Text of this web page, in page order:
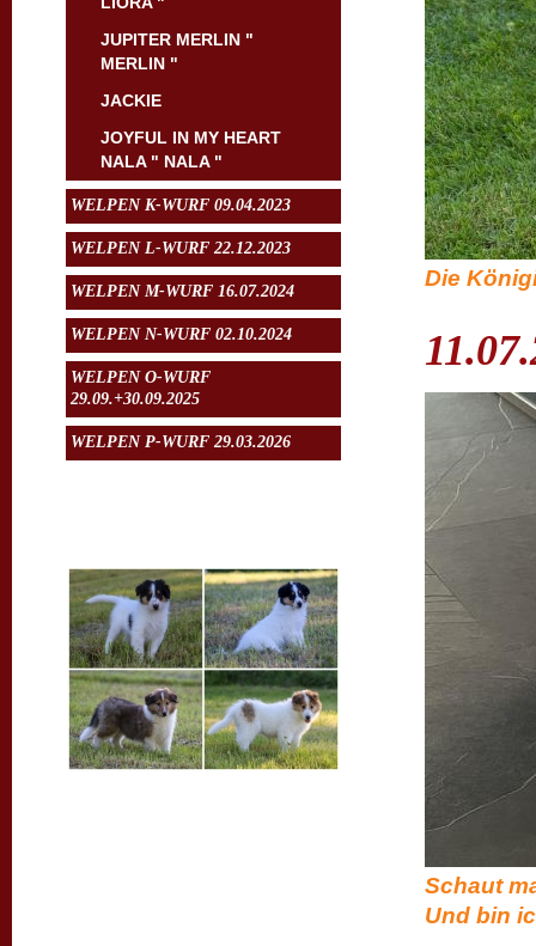
JUPITER MERLIN "
MERLIN "
JACKIE
JOYFUL IN MY HEART
NALA " NALA "
WELPEN K-WURF 09.04.2023
WELPEN L-WURF 22.12.2023
WELPEN M-WURF 16.07.2024
WELPEN N-WURF 02.10.2024
WELPEN O-WURF
29.09.+30.09.2025
WELPEN P-WURF 29.03.2026
Die
Schaut
Und bin